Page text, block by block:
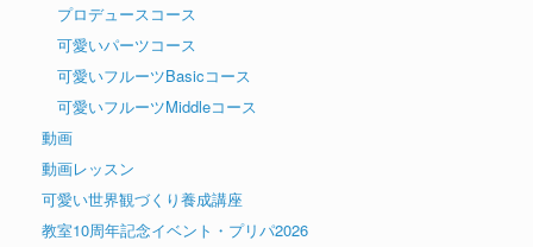
プロデュースコース
可愛いパーツコース
可愛いフルーツBasicコース
可愛いフルーツMiddleコース
動画
動画レッスン
可愛い世界観づくり養成講座
教室10周年記念イベント・プリパ2026